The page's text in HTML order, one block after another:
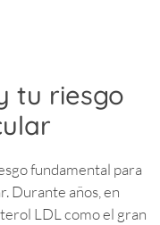
tu riesgo
fundamental para
Durante años, en
LDL como el gran